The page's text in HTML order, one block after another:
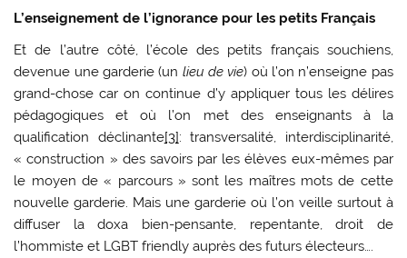
L’enseignement de l’ignorance pour les petits Français
Et de l’autre côté, l’école des petits français souchiens,
devenue une garderie (un lieu de vie) où l’on n’enseigne pas
grand-chose car on continue d’y appliquer tous les délires
pédagogiques et où l’on met des enseignants à la
qualification déclinante[3]: transversalité, interdisciplinarité,
« construction » des savoirs par les élèves eux-mêmes par
le moyen de « parcours » sont les maîtres mots de cette
nouvelle garderie. Mais une garderie où l’on veille surtout à
diffuser la doxa bien-pensante, repentante, droit de
l’hommiste et LGBT friendly auprès des futurs électeurs….